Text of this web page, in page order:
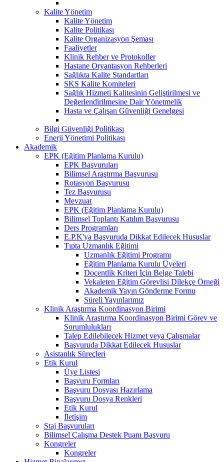
Kalite Yönetim
Kalite Yönetim
Kalite Politikası
Kalite Organizasyon Şeması
Faaliyetler
Klinik Rehber ve Protokoller
Hastane Oryantasyon Rehberleri
Sağlıkta Kalite Standartları
SKS Kalite Komiteleri
Sağlık Hizmeti Kalitesinin Geliştirilmesi ve
Değerlendirilmesine Dair Yönetmelik
Hasta ve Çalışan Güvenliği Genelgesi
Bilgi Güvenliği Politikası
Enerji Yönetimi Politikası
Akademik
EPK (Eğitim Planlama Kurulu)
EPK Başvuruları
Bilimsel Araştırma Başvurusu
Rotasyon Başvurusu
Tez Başvurusu
Mevzuat
EPK (Eğitim Planlama Kurulu)
Bilimsel Toplantı Katılım Başvurusu
Ders Programları
E.P.K'ya Başvuruda Dikkat Edilecek Hususlar
Tıpta Uzmanlık Eğitimi
Uzmanlık Eğitimi Programı
Eğitim Planlama Kurulu Üyeleri
Doçentlik Kriteri İçin Belge Talebi
Vekaleten Eğitim Görevlisi Dilekçe Örneği
Akademik Yayın Gönderme Formu
Süreli Yayınlarımız
Klinik Araştırma Koordinasyon Birimi
Klinik Araştırma Koordinasyon Birimi Görev ve
Sorumlulukları
Talep Edilebilecek Hizmet veya Çalışmalar
Başvuruda Dikkat Edilecek Hususlar
Asistanlık Süreçleri
Etik Kurul
Üye Listesi
Başvuru Formları
Başvuru Dosyası Hazırlama
Başvuru Dosya Renkleri
Etik Kurul
İletişim
Staj Başvuruları
Bilimsel Çalışma Destek Puanı Başvuru
Kongreler
Kongreler